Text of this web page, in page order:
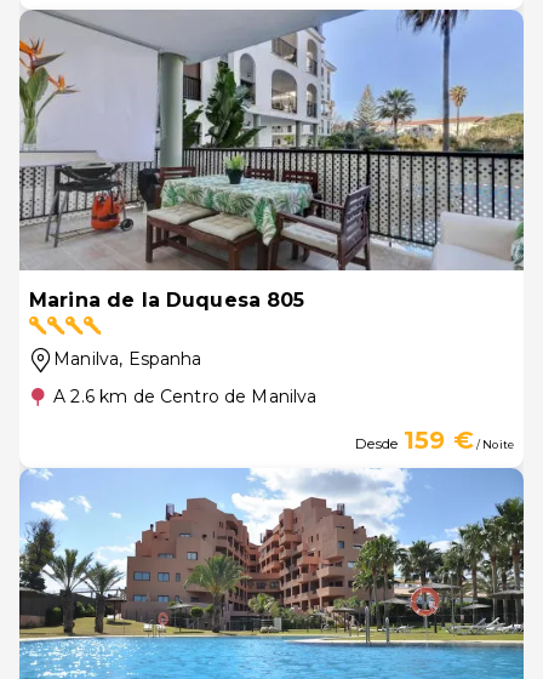
Marina de la Duquesa 805
Manilva, Espanha
A 2.6 km de Centro de Manilva
Desde 159 €/ Noite